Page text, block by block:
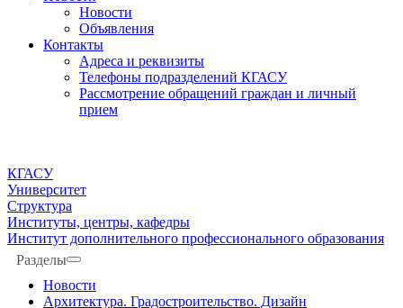
Новости
Объявления
Контакты
Адреса и реквизиты
Телефоны подразделений КГАСУ
Рассмотрение обращений граждан и личный
прием
КГАСУ
Университет
Структура
Институты, центры, кафедры
Институт дополнительного профессионального образования
Разделы
Новости
Архитектура. Градостроительство. Дизайн